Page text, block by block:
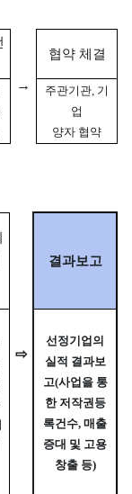
→
협약 체결
주관기관, 기
업
양자 협약
⇨
결과보고
선정기업의
실적 결과보
고(사업을 통
한 저작권등
록건수, 매출
증대 및 고용
창출 등)